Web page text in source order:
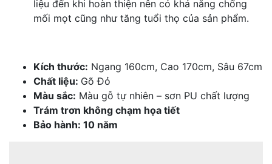
liệu đến khi hoàn thiện nên có khả năng chống
mối mọt cũng như tăng tuổi thọ của sản phẩm.
Kích thước: Ngang 160cm, Cao 170cm, Sâu 67cm
Chất liệu: Gõ Đỏ
Màu sắc: Màu gỗ tự nhiên – sơn PU chất lượng
Trám trơn không chạm họa tiết
Bảo hành: 10 năm